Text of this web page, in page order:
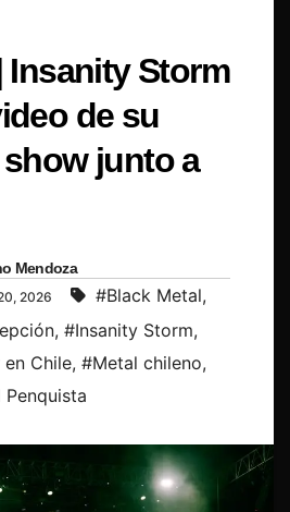
Insanity Storm
de su
junto a
Mendoza
2026 #Black Metal,
, #Insanity Storm,
Chile, #Metal chileno,